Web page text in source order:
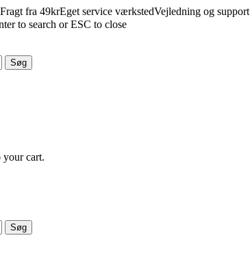
Fragt fra 49krEget service værkstedVejledning og support
to search or ESC to close
Søg
your cart.
Søg